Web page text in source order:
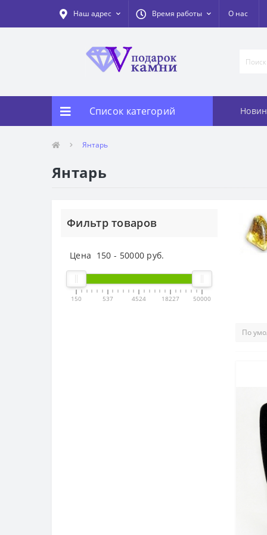
Наш адрес Время работы О нас
Список категорий
Янтарь
Янтарь
Фильтр товаров
Цена 150 - 50000 руб.
150 537 4524 18227 50000